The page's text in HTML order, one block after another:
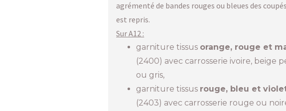
agrémenté de bandes rouges ou bleues des
est repris.
Sur A12 :
garniture tissus orange, rouge et
(2400) avec carrosserie ivoire, beige
ou gris,
garniture tissus rouge, bleu et
(2403) avec carrosserie rouge ou